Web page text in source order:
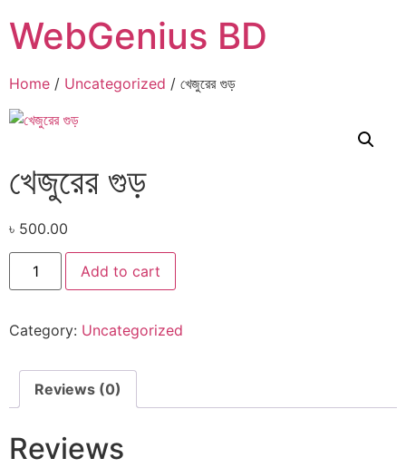
WebGenius BD
Home / Uncategorized / খেজুরের গুড়
খেজুরের গুড়
৳ 500.00
Add to cart
Category: Uncategorized
Reviews (0)
Reviews